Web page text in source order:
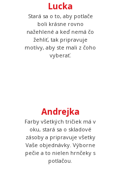
Lucka
Stará sa o to, aby potlače
boli krásne rovno
nažehlené a keď nemá čo
žehliť, tak pripravuje
motívy, aby ste mali z čoho
vyberať.
Andrejka
Farby všetkých tričiek má v
oku, stará sa o skladové
zásoby a pripravuje všetky
Vaše objednávky. Výborne
pečie a to nielen hrnčeky s
potlačou.